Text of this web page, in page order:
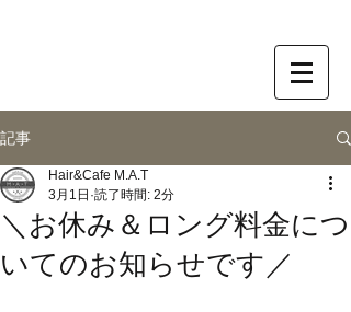
記事
＼お休み＆ロング料金につ
いてのお知らせです／
Hair&Cafe M.A.T
3月1日 読了時間: 2分